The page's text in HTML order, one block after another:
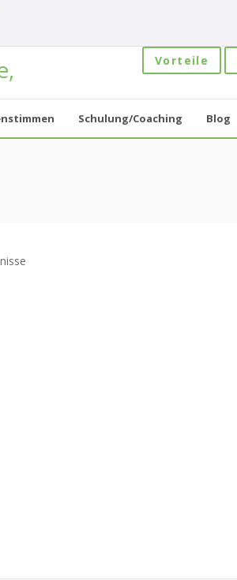
Vorteile
Schulung/Coaching Blog